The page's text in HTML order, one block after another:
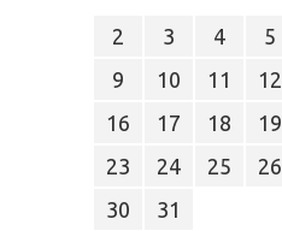
2
3 4 5
9
10 11 12
16
17 18 19
23
24 25 26
30
31